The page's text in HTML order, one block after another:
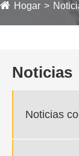
Hogar
Noticias
Noticias